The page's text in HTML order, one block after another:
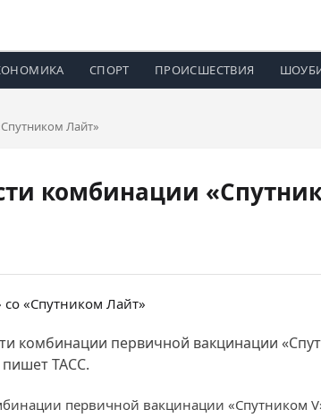
СПОРТ ПРОИСШЕСТВИЯ
Лайт»
комбинации
комбинации первичной вакцинации
ТАСС.
первичной вакцинации «Спутником